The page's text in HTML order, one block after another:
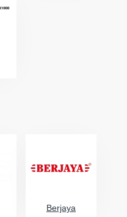
Berjaya